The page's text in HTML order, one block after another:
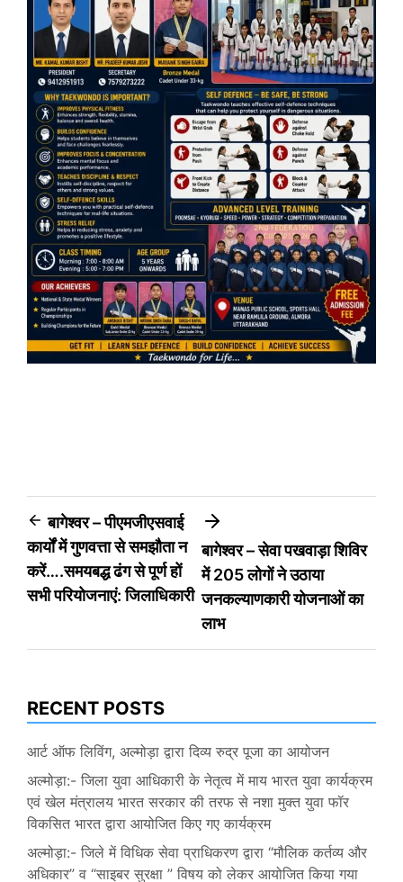
Post
navigation
बागेश्वर – पीएमजीएसवाई
कार्यों में गुणवत्ता से समझौता न
करें….समयबद्ध ढंग से पूर्ण हों
सभी परियोजनाएं: जिलाधिकारी
बागेश्वर – सेवा पखवाड़ा शिविर
में 205 लोगों ने उठाया
जनकल्याणकारी योजनाओं का
लाभ
RECENT POSTS
आर्ट ऑफ लिविंग, अल्मोड़ा द्वारा दिव्य रुद्र पूजा का आयोजन
अल्मोड़ा:- जिला युवा आधिकारी के नेतृत्व में माय भारत युवा कार्यक्रम
एवं खेल मंत्रालय भारत सरकार की तरफ से नशा मुक्त युवा फॉर
विकसित भारत द्वारा आयोजित किए गए कार्यक्रम
अल्मोड़ा:- जिले में विधिक सेवा प्राधिकरण द्वारा “मौलिक कर्तव्य और
अधिकार” व “साइबर सुरक्षा ” विषय को लेकर आयोजित किया गया